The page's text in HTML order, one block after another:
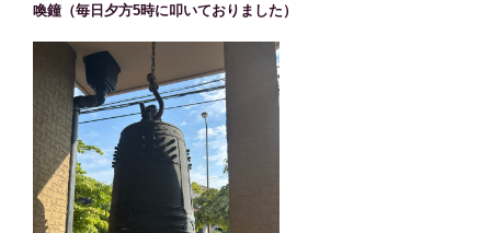
喚鐘（毎日夕方5時に叩いておりました）